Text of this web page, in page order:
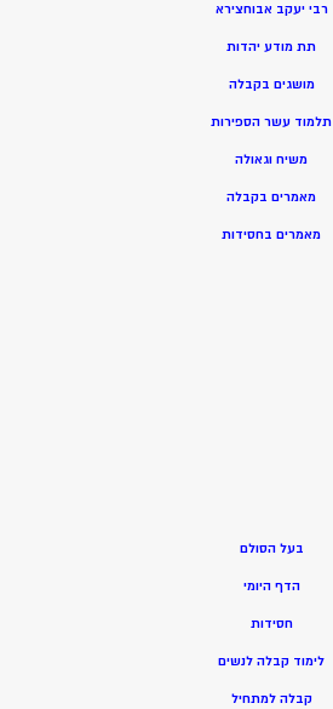
רבי יעקב אבוחצירא
תת מודע יהדות
מושגים בקבלה
תלמוד עשר הספירות
משיח וגאולה
מאמרים בקבלה
מאמרים בחסידות
בעל הסולם
הדף היומי
חסידות
לימוד קבלה לנשים
קבלה למתחיל